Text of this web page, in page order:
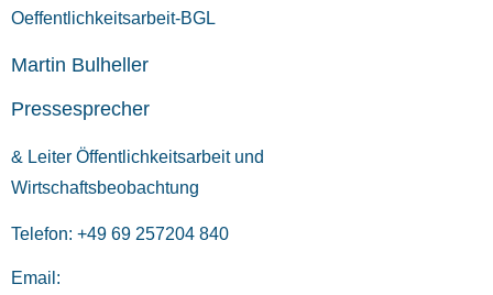
Martin Bulheller
Pressesprecher
& Leiter Öffentlichkeitsarbeit und
Wirtschaftsbeobachtung
Telefon: +49 69 257204 840
Email: